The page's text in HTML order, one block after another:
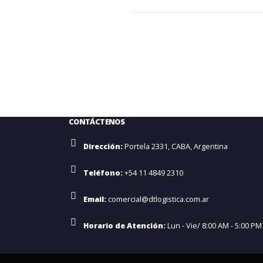
CONTÁCTENOS
Dirección:Portela 2331, CABA, Argentina
Teléfono:+54 11 4849 2310
Email: comercial@dtlogistica.com.ar
Horario de Atención:Lun - Vie/ 8:00 AM - 5:00 PM